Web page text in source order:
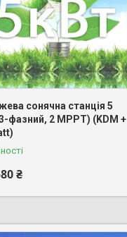
сонячна станція 5
фазний, 2 МРРТ) (KDM +
₴